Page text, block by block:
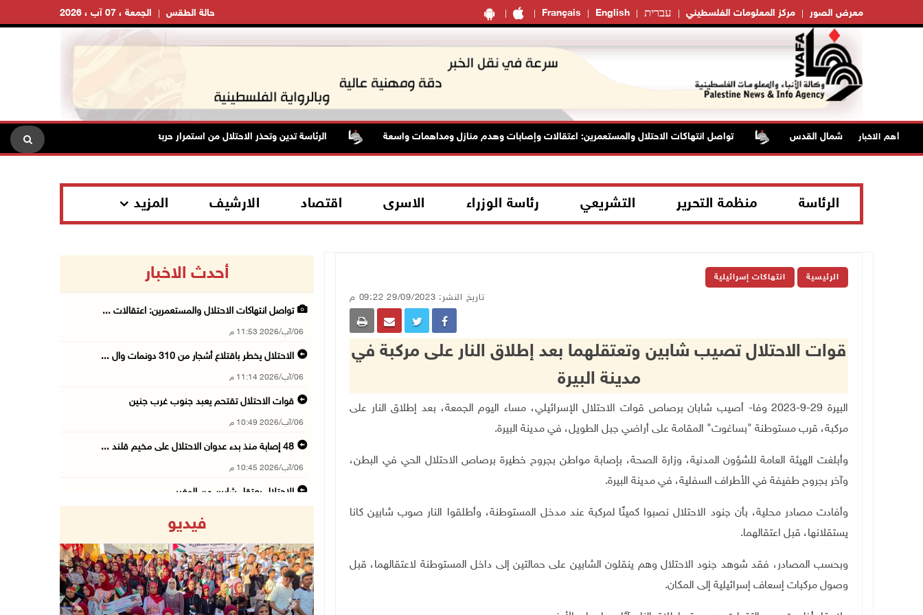
Français English עברית مركز المعلومات الفلسطيني معرض الصور الجمعة ، 07 آب ، 2026 حالة الطقس
أهم الاخبار تواصل انتهاكات الاحتلال والمستعمرين: اعتقالات وإصابات وهدم منازل ومداهمات واسعة الرئاسة تدين وتحذر الاحتلال من استمرار حربه الشاملة على الشعب الفلسطيني
الرئاسة منظمة التحرير التشريعي رئاسة الوزراء الاسرى اقتصاد الارشيف المزيد
الرئيسية انتهاكات إسرائيلية
تاريخ النشر: 29/09/2023 09:22 م
قوات الاحتلال تصيب شابين وتعتقلهما بعد إطلاق النار على مركبة في
مدينة البيرة
البيرة 29-9-2023 وفا- أصيب شابان برصاص قوات الاحتلال الإسرائيلي، مساء اليوم الجمعة، بعد إطلاق النار على
مركبة، قرب مستوطنة "بساغوت" المقامة على أراضي جبل الطويل، في مدينة البيرة.
وأبلغت الهيئة العامة للشؤون المدنية، وزارة الصحة، بإصابة مواطن بجروح خطيرة برصاص الاحتلال الحي في البطن،
وآخر بجروح طفيفة في الأطراف السفلية، في مدينة البيرة.
وأفادت مصادر محلية، بأن جنود الاحتلال نصبوا كمينًا لمركبة عند مدخل المستوطنة، وأطلقوا النار صوب شابين كانا
يستقلانها، قبل اعتقالهما.
وبحسب المصادر، فقد شوهد جنود الاحتلال وهم ينقلون الشابين على حمالتين إلى داخل المستوطنة لاعتقالهما، قبل
وصول مركبات إسعاف إسرائيلية إلى المكان.
أحدث الاخبار
تواصل انتهاكات الاحتلال والمستعمرين: اعتقالات ...
06/آب/2026 11:53 م
الاحتلال يخطر باقتلاع أشجار من 310 دونمات وال ...
06/آب/2026 11:14 م
قوات الاحتلال تقتحم يعبد جنوب غرب جنين
06/آب/2026 10:49 م
48 إصابة منذ بدء عدوان الاحتلال على مخيم قلند ...
06/آب/2026 10:45 م
الاحتلال يعتقل شابين من المغير
06/آب/2026 10:01 م
رئيس بلدية الخليل يطلع وفدا أميركيا على تطورا ...
06/آب/2026 09:59 م
فيديو
Previous Next